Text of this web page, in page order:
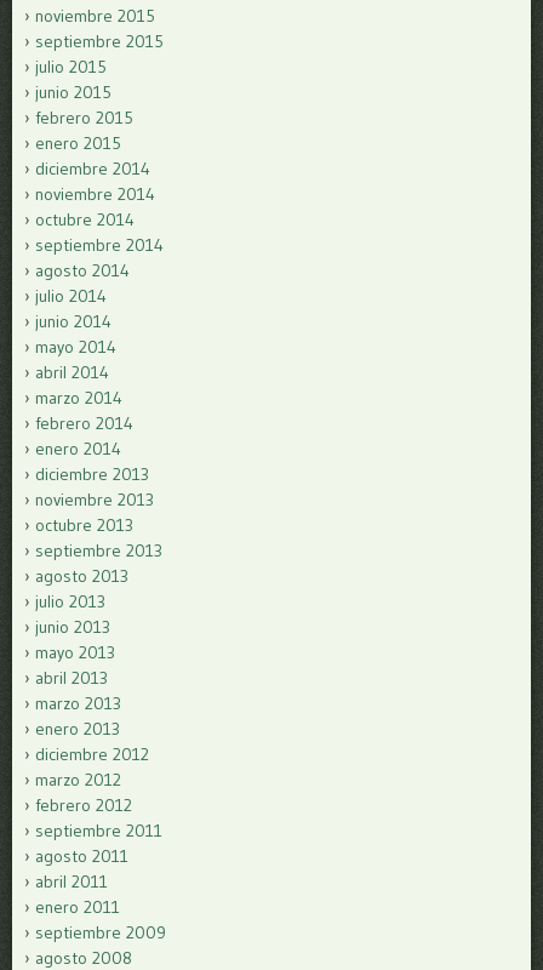
noviembre 2015
septiembre 2015
julio 2015
junio 2015
febrero 2015
enero 2015
diciembre 2014
noviembre 2014
octubre 2014
septiembre 2014
agosto 2014
julio 2014
junio 2014
mayo 2014
abril 2014
marzo 2014
febrero 2014
enero 2014
diciembre 2013
noviembre 2013
octubre 2013
septiembre 2013
agosto 2013
julio 2013
junio 2013
mayo 2013
abril 2013
marzo 2013
enero 2013
diciembre 2012
marzo 2012
febrero 2012
septiembre 2011
agosto 2011
abril 2011
enero 2011
septiembre 2009
agosto 2008